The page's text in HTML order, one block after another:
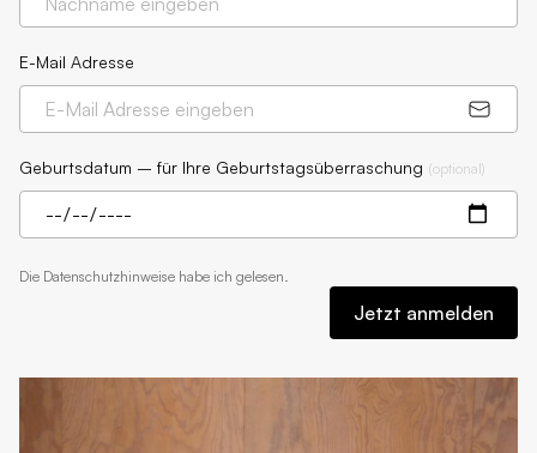
E-Mail Adresse
Geburtsdatum – für Ihre Geburtstagsüberraschung (optional)
Die Datenschutzhinweise habe ich gelesen.
Jetzt anmelden